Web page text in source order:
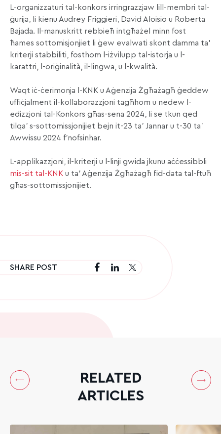
L-organizzaturi tal-konkors irringrazzjaw lill-membri tal-
ġurija, li kienu Audrey Friggieri, David Aloisio u Roberta
Bajada. Il-manuskritt rebbieħ intgħażel minn fost
ħames sottomisjonjiet li ġew evalwati skont damma ta’
kriterji stabbiliti, fosthom l-iżvilupp tal-istorja u l-
karattri, l-oriġinalità, il-lingwa, u l-kwalità.
Waqt iċ-ċerimonja l-KNK u Aġenzija Żgħażagħ ġeddew
uffiċjalment il-kollaborazzjoni tagħhom u nedew l-
edizzjoni tal-Konkors għas-sena 2024, li se tkun qed
tilqa’ s-sottomissjonijiet bejn it-23 ta’ Jannar u t-30 ta’
Awwissu 2024 f’nofsinhar.
L-applikazzjoni, il-kriterji u l-linji gwida jkunu aċċessibbli
mis-sit tal-KNK u ta’ Aġenzija Żgħażagħ fid-data tal-ftuħ
għas-sottomissjonijiet.
SHARE POST
RELATED
ARTICLES